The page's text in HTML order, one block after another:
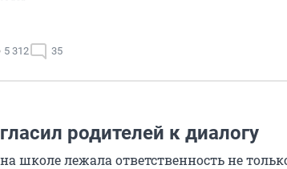
5 312 35
родителей к диалогу
школе лежала ответственность не